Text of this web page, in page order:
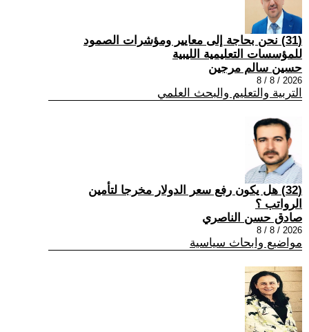
(31) نحن بحاجة إلى معايير ومؤشرات الصمود
للمؤسسات التعليمية الليبية
حسين سالم مرجين
2026 / 8 / 8
التربية والتعليم والبحث العلمي
(32) هل يكون رفع سعر الدولار مخرجا لتأمين
الرواتب ؟
صادق حسن الناصري
2026 / 8 / 8
مواضيع وابحاث سياسية